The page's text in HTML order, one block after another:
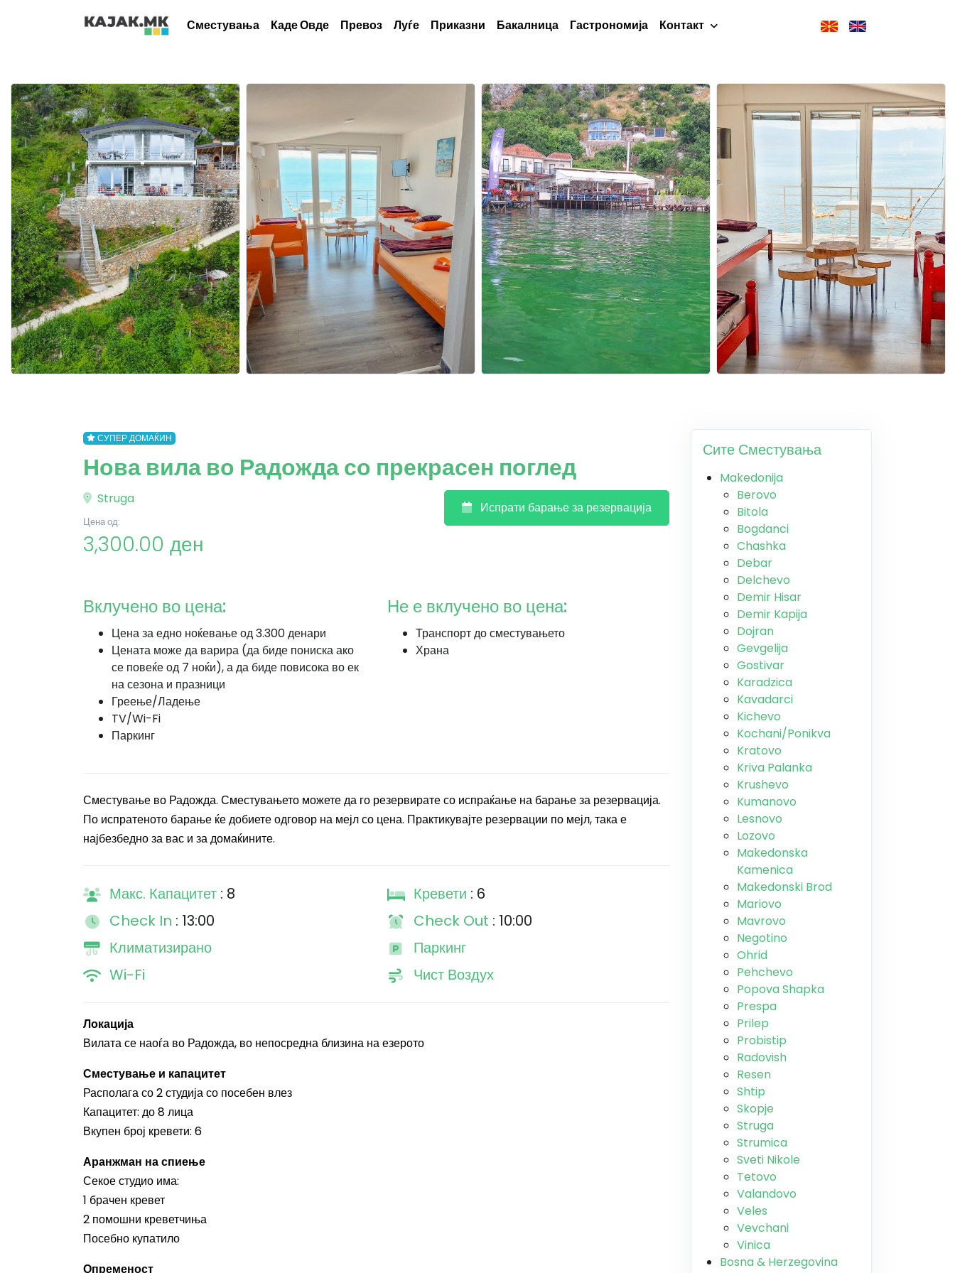
Сместувања Каде Овде Превоз Луѓе Приказни Бакалница Гастрономија Контакт
СУПЕР ДОМАЌИН
Нова вила во Радожда со прекрасен поглед
Struga
Цена од:
3,300.00 ден
Испрати барање за резервација
Вклучено во цена:
Цена за едно ноќевање од 3.300 денари
Цената може да варира (да биде пониска ако
се повеќе од 7 ноќи), а да биде повисока во ек
на сезона и празници
Греење/Ладење
TV/Wi-Fi
Паркинг
Не е вклучено во цена:
Транспорт до сместувањето
Храна
Сместување во Радожда. Сместувањето можете да го резервирате со испраќање на барање за резервација.
По испратеното барање ќе добиете одговор на мејл со цена. Практикувајте резервации по мејл, така е
најбезбедно за вас и за домаќините.
Макс. Капацитет : 8 Кревети : 6
Check In : 13:00 Check Out : 10:00
Климатизирано
Паркинг
Wi-Fi
Чист Воздух
Локација
Вилата се наоѓа во Радожда, во непосредна близина на езерото
Сместување и капацитет
Располага со 2 студија со посебен влез
Капацитет: до 8 лица
Вкупен број кревети: 6
Аранжман на спиење
Секое студио има:
1 брачен кревет
2 помошни креветчиња
Посебно купатило
Опременост
Сите Сместувања
Makedonija
Berovo
Bitola
Bogdanci
Chashka
Debar
Delchevo
Demir Hisar
Demir Kapija
Dojran
Gevgelija
Gostivar
Karadzica
Kavadarci
Kichevo
Kochani/Ponikva
Kratovo
Kriva Palanka
Krushevo
Kumanovo
Lesnovo
Lozovo
Makedonska
Kamenica
Makedonski Brod
Mariovo
Mavrovo
Negotino
Ohrid
Pehchevo
Popova Shapka
Prespa
Prilep
Probistip
Radovish
Resen
Shtip
Skopje
Struga
Strumica
Sveti Nikole
Tetovo
Valandovo
Veles
Vevchani
Vinica
Bosna & Herzegovina